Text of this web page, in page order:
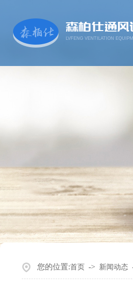
森柏仕通风
LVFENG VENTILATION
您的位置:首页 -> 新闻动态